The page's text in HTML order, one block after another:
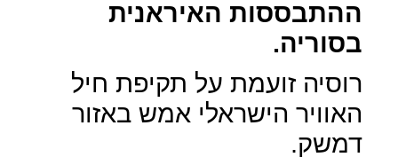
ההתבססות האיראנית
בסוריה.
רוסיה זועמת על תקיפת חיל
האוויר הישראלי אמש באזור
דמשק.